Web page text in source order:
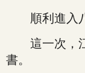
順利進入八
這一次，江
書。